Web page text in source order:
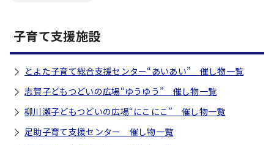
子育て支援施設
とよた子育て総合支援センター“あいあい” 催し物一覧
志賀子どもつどいの広場“ゆうゆう” 催し物一覧
柳川瀬子どもつどいの広場“にこにこ” 催し物一覧
足助子育て支援センター 催し物一覧